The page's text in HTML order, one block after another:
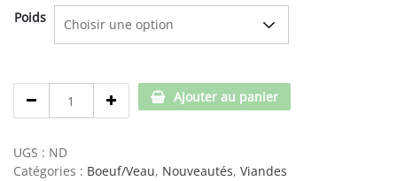
Poids
Marengo
à
commander
Ajouter au panier
UGS : ND
Catégories : Boeuf/Veau, Nouveautés, Viandes